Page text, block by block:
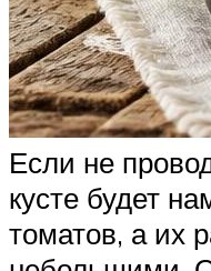
Если не
кусте будет
томатов, а их